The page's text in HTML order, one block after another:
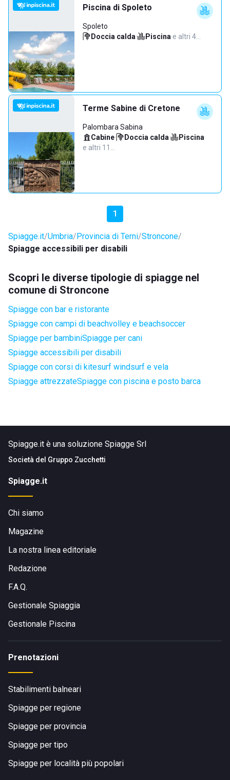
Piscina di Spoleto
Spoleto
Doccia calda· Piscina·e altri 4…
Terme Sabine di Cretone
Palombara Sabina
Cabine· Doccia calda· Piscina·
e altri 11…
1
Spiagge.it Umbria Provincia di Terni Stroncone
Spiagge accessibili per disabili
Scopri le diverse tipologie di spiagge nel
comune di Stroncone
Spiagge con bar e ristorante
Spiagge con campi di beachvolley e beachsoccer
Spiagge per bambiniSpiagge per cani
Spiagge accessibili per disabili
Spiagge con corsi di kitesurf windsurf e vela
Spiagge attrezzateSpiagge con piscina e posto barca
Spiagge.it è una soluzione Spiagge Srl
Società del Gruppo Zucchetti
Spiagge.it
Chi siamo
Magazine
La nostra linea editoriale
Redazione
F.A.Q.
Gestionale Spiaggia
Gestionale Piscina
Prenotazioni
Stabilimenti balneari
Spiagge per regione
Spiagge per provincia
Spiagge per tipo
Spiagge per località più popolari